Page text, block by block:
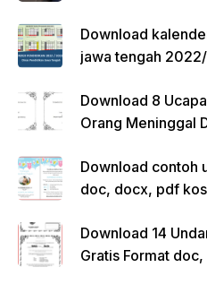
Download
jawa tengah
Download 8
Orang Meninggal
Download contoh
doc, docx, pdf
Download 14
Gratis Format